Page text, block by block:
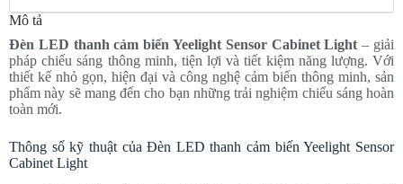
Mô tả
Đèn LED thanh cảm biến Yeelight Sensor Cabinet Light– giải
pháp chiếu sáng thông minh, tiện lợi và tiết kiệm năng lượng. Với
thiết kế nhỏ gọn, hiện đại và công nghệ cảm biến thông minh, sản
phẩm này sẽ mang đến cho bạn những trải nghiệm chiếu sáng hoàn
toàn mới.
Thông số kỹ thuật của Đèn LED thanh cảm biến Yeelight Sensor
Cabinet Light